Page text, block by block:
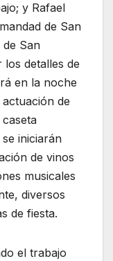
y Rafael
de San
San
detalles de
en la noche
de
caseta
iniciarán
de vinos
musicales
diversos
de fiesta.
el trabajo